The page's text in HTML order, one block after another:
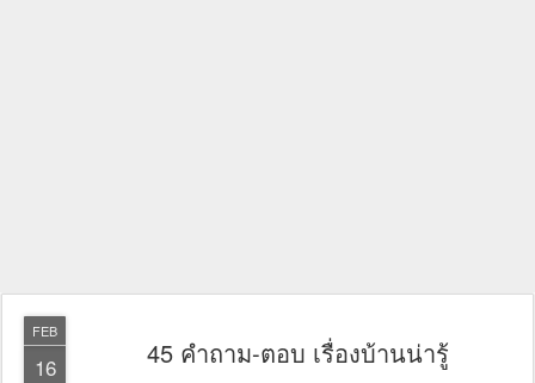
FEB
16 45 คำถาม-ตอบ เรื่องบ้านน่ารู้